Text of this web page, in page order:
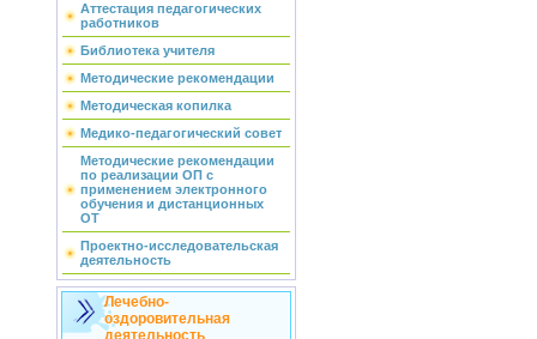
Аттестация педагогических
работников
Библиотека учителя
Методические рекомендации
Методическая копилка
Медико-педагогический совет
Методические рекомендации
по реализации ОП с
применением электронного
обучения и дистанционных
ОТ
Проектно-исследовательская
деятельность
Лечебно-
оздоровительная
деятельность